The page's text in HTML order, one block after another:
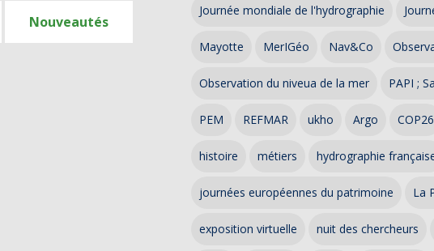
Nouveautés
Journée mondiale de l'hydrographie
Mayotte MerIGéo Nav&Co
Observation du niveua de la mer PAPI ;
PEM REFMAR ukho Argo COP26
histoire métiers hydrographie
journées européennes du patrimoine La
exposition virtuelle nuit des chercheurs